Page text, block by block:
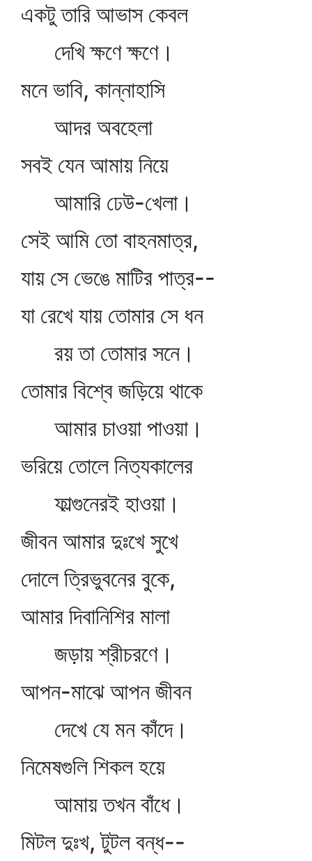
একটু তারি আভাস কেবল
দেখি ক্ষণে ক্ষণে।
মনে ভাবি, কান্নাহাসি
আদর অবহেলা
সবই যেন আমায় নিয়ে
আমারি ঢেউ-খেলা।
সেই আমি তো বাহনমাত্র,
যায় সে ভেঙে মাটির পাত্র--
যা রেখে যায় তোমার সে ধন
রয় তা তোমার সনে।
তোমার বিশ্বে জড়িয়ে থাকে
আমার চাওয়া পাওয়া।
ভরিয়ে তোলে নিত্যকালের
ফাল্গুনেরই হাওয়া।
জীবন আমার দুঃখে সুখে
দোলে ত্রিভুবনের বুকে,
আমার দিবানিশির মালা
জড়ায় শ্রীচরণে।
আপন-মাঝে আপন জীবন
দেখে যে মন কাঁদে।
নিমেষগুলি শিকল হয়ে
আমায় তখন বাঁধে।
মিটল দুঃখ, টুটল বন্ধ--